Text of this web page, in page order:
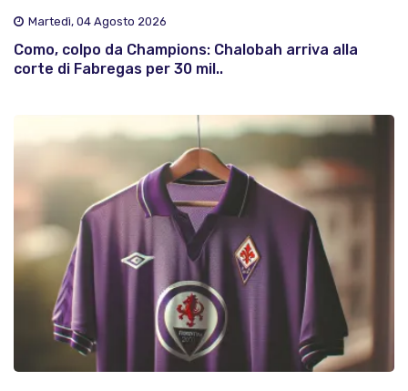
Martedì, 04 Agosto 2026
Como, colpo da Champions: Chalobah arriva alla
corte di Fabregas per 30 mil..